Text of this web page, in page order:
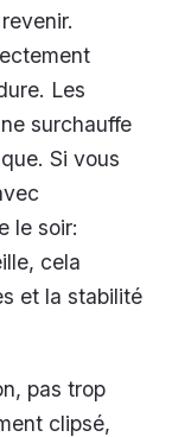
Les
surchauffe
Si vous
le soir:
cela
et la stabilité
pas trop
clipsé,